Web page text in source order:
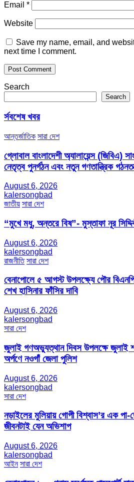
Email *
Website
Save my name, email, and
next time I comment.
Search
Search
র্সবশেষ খবর
আন্তর্জাতিক সারা দেশ
গ্লোবাল বাংলাদেশী অ্যালায়েন্স (জিবিএ)
নেতৃত্ব পুনর্গঠন এবং নতুন গণতান্ত্রিক
August 6, 2026
kalersongbad
জাতীয় সারা দেশ
“মুখে মধু, অন্তরে বিষ”- মুস্তাফা নূর
August 6, 2026
kalersongbad
রাজনীতি সারা দেশ
বেনাপোলে ৫ আগস্ট উপলক্ষ্যে পৌর
শেখ হাসিনার ফাঁসির দাবি
August 6, 2026
kalersongbad
সারা দেশ
জুলাই গণঅভ্যুত্থান দিবস উপলক্ষে জুলাই
অর্পণে নওগাঁ জেলা পুলিশ
August 6, 2026
kalersongbad
সারা দেশ
নড়াইলের মুলিয়ায় গোপী বিশ্বাস’র এক পা-
জীবনটাই যেন অভিশাপ
August 6, 2026
kalersongbad
আইন সারা দেশ